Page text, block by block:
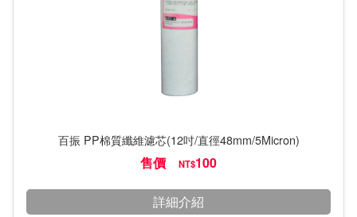
百振 PP棉質纖維濾芯(12吋/直徑48mm/5Micron)
售價 NT$100
詳細介紹